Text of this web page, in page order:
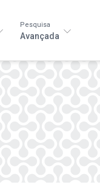
Pesquisa
Avançada